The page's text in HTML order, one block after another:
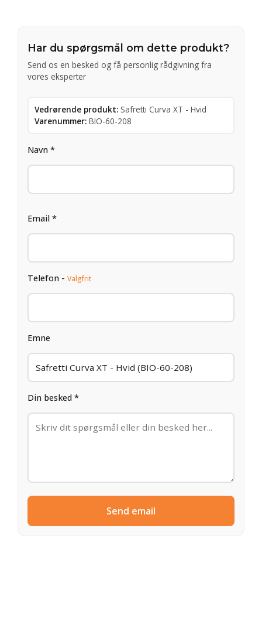
Har du spørgsmål om dette produkt?
Send os en besked og få personlig rådgivning fra
vores eksperter
Vedrørende produkt: Safretti Curva XT - Hvid
Varenummer: BIO-60-208
Navn *
Email *
Telefon - Valgfrit
Emne
Din besked *
Send email